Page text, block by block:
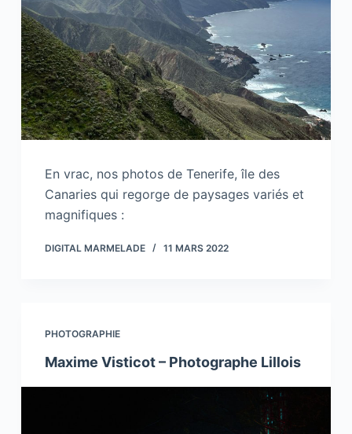
En vrac, nos photos de Tenerife, île des
Canaries qui regorge de paysages variés et
magnifiques :
DIGITAL MARMELADE 11 MARS 2022
PHOTOGRAPHIE
Maxime Visticot – Photographe Lillois